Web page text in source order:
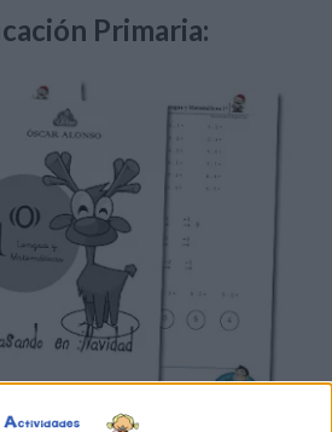
Primaria: